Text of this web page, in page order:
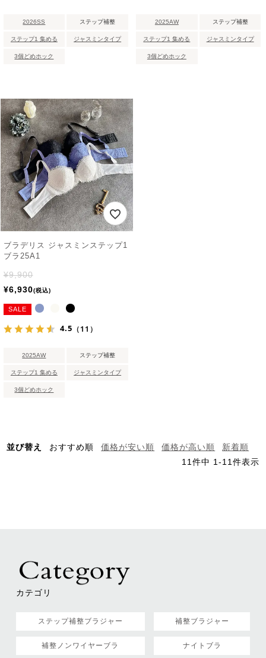
2026SS ステップ補整
ステップ1 集める ジャスミンタイプ
3個どめホック
2025AW ステップ補整
ステップ1 集める ジャスミンタイプ
3個どめホック
ブラデリス ジャスミンステップ1
ブラ25A1
¥9,900
¥6,930 税込
SALE
4.5 （11）
2025AW ステップ補整
ステップ1 集める ジャスミンタイプ
3個どめホック
並び替え おすすめ順 価格が安い順 価格が高い順
新着順
11 件中 1 -11 件表示
カテゴリ
ステップ補整ブラジャー 補整ブラジャー
補整ノンワイヤーブラ ナイトブラ